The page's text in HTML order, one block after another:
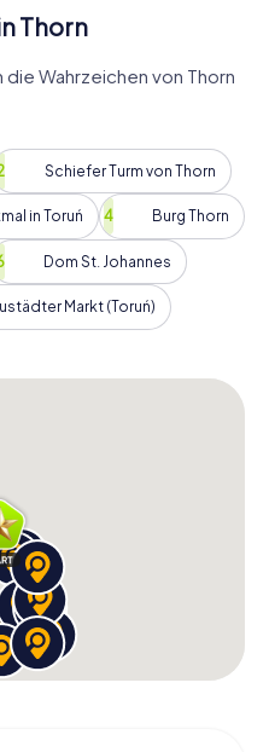
Thorn
Wahrzeichen von Thorn
Schiefer Turm von Thorn
in Toruń Burg Thorn
Dom St. Johannes
Markt (Toruń)